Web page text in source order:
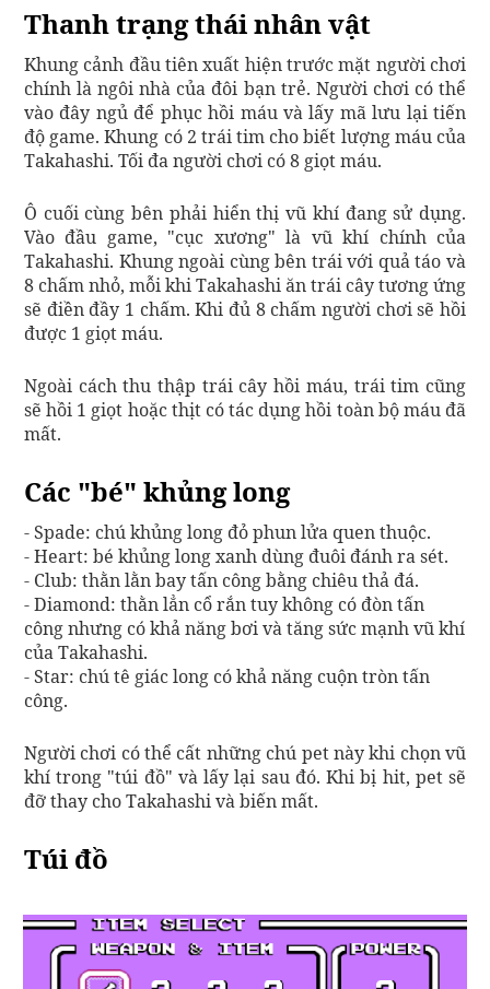
Thanh trạng thái nhân vật
Khung cảnh đầu tiên xuất hiện trước mặt người chơi
chính là ngôi nhà của đôi bạn trẻ. Người chơi có thể
vào đây ngủ để phục hồi máu và lấy mã lưu lại tiến
độ game. Khung có 2 trái tim cho biết lượng máu của
Takahashi. Tối đa người chơi có 8 giọt máu.
Ô cuối cùng bên phải hiển thị vũ khí đang sử dụng.
Vào đầu game, "cục xương" là vũ khí chính của
Takahashi. Khung ngoài cùng bên trái với quả táo và
8 chấm nhỏ, mỗi khi Takahashi ăn trái cây tương ứng
sẽ điền đầy 1 chấm. Khi đủ 8 chấm người chơi sẽ hồi
được 1 giọt máu.
Ngoài cách thu thập trái cây hồi máu, trái tim cũng
sẽ hồi 1 giọt hoặc thịt có tác dụng hồi toàn bộ máu đã
mất.
Các "bé" khủng long
- Spade: chú khủng long đỏ phun lửa quen thuộc.
- Heart: bé khủng long xanh dùng đuôi đánh ra sét.
- Club: thằn lằn bay tấn công bằng chiêu thả đá.
- Diamond: thằn lẳn cổ rắn tuy không có đòn tấn
công nhưng có khả năng bơi và tăng sức mạnh vũ khí
của Takahashi.
- Star: chú tê giác long có khả năng cuộn tròn tấn
công.
Người chơi có thể cất những chú pet này khi chọn vũ
khí trong "túi đồ" và lấy lại sau đó. Khi bị hit, pet sẽ
đỡ thay cho Takahashi và biến mất.
Túi đồ